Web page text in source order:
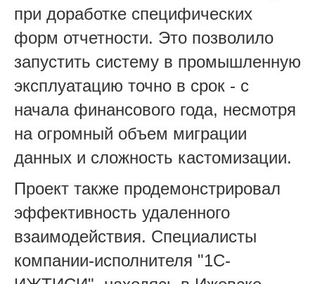
при доработке специфических
форм отчетности. Это позволило
запустить систему в промышленную
эксплуатацию точно в срок - с
начала финансового года, несмотря
на огромный объем миграции
данных и сложность кастомизации.
Проект также продемонстрировал
эффективность удаленного
взаимодействия. Специалисты
компании-исполнителя "1С-